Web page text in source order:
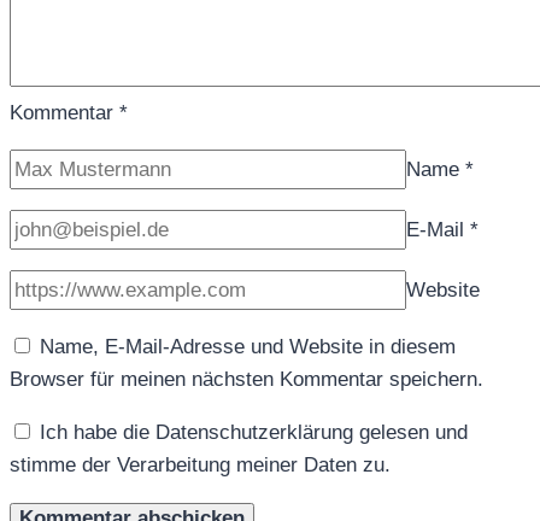
Kommentar *
Name *
E-Mail *
Website
Name, E-Mail-Adresse und Website in diesem
Browser für meinen nächsten Kommentar speichern.
Ich habe die Datenschutzerklärung gelesen und
stimme der Verarbeitung meiner Daten zu.